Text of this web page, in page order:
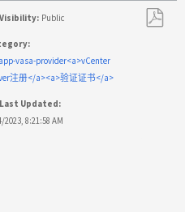
Visibility: Public
vasa-provider<a>vCenter
注册</a><a>验证证书</a>
Last Updated:
2023, 8:21:58 AM